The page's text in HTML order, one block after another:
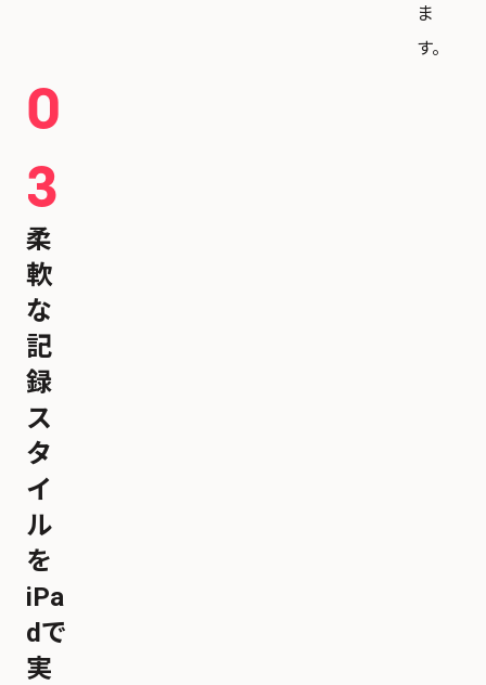
ま
す。
0
3
柔
軟
な
記
録
ス
タ
イ
ル
を
iPa
dで
実